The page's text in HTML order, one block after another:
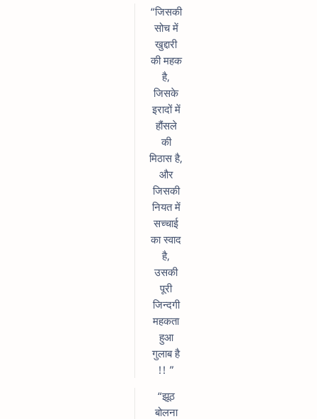
“जिसकी
सोच में
खुद्दारी
की महक
है,
जिसके
इरादों में
हौंसले
की
मिठास है,
और
जिसकी
नियत में
सच्चाई
का स्वाद
है,
उसकी
पूरी
जिन्दगी
महकता
हुआ
गुलाब है
!! ”
“झूठ
बोलना